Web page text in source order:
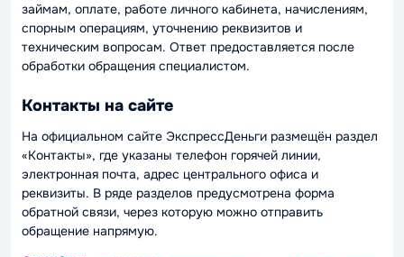
займам, оплате, работе личного кабинета, начислениям,
спорным операциям, уточнению реквизитов и
техническим вопросам. Ответ предоставляется после
обработки обращения специалистом.
Контакты на сайте
На официальном сайте ЭкспрессДеньги размещён раздел
«Контакты», где указаны телефон горячей линии,
электронная почта, адрес центрального офиса и
реквизиты. В ряде разделов предусмотрена форма
обратной связи, через которую можно отправить
обращение напрямую.